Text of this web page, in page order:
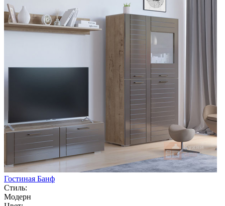
Гостиная Банф
Стиль:
Модерн